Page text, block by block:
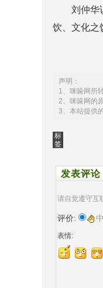
刘仲华说
饮、文化之
声明：
1、咪哚网所
2、咪哚网的
3、本站提供
标
签
发表评论
请自觉遵守互
评价:
表情: